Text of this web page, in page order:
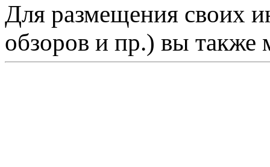
Для размещения своих
обзоров и пр.) вы также